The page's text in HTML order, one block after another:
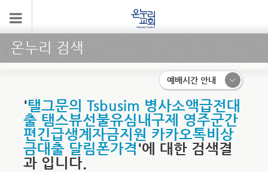
온누리 검색
예배시간 안내
'탤그문의 Tsbusim 병사소액급전대
출 탬스뷰선불유심내구제 영주군간
편긴급생계자금지원 카카오톡비상
금대출 달림폰가격'에 대한 검색결
과 입니다.